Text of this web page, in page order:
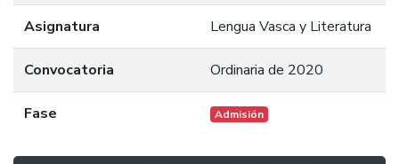
Asignatura Lengua Vasca y Literatura
Convocatoria Ordinaria de 2020
Fase Admisión